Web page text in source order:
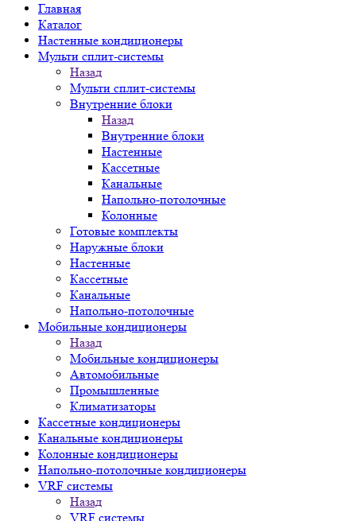
Главная
Каталог
Настенные кондиционеры
Мульти сплит-системы
Назад
Мульти сплит-системы
Внутренние блоки
Назад
Внутренние блоки
Настенные
Кассетные
Канальные
Напольно-потолочные
Колонные
Готовые комплекты
Наружные блоки
Настенные
Кассетные
Канальные
Напольно-потолочные
Мобильные кондиционеры
Назад
Мобильные кондиционеры
Автомобильные
Промышленные
Климатизаторы
Кассетные кондиционеры
Канальные кондиционеры
Колонные кондиционеры
Напольно-потолочные кондиционеры
VRF системы
Назад
VRF системы